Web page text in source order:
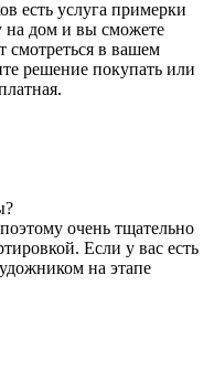
есть услуга примерки
на дом и вы сможете
смотреться в вашем
решение покупать или
очень тщательно
Если у вас есть
на этапе